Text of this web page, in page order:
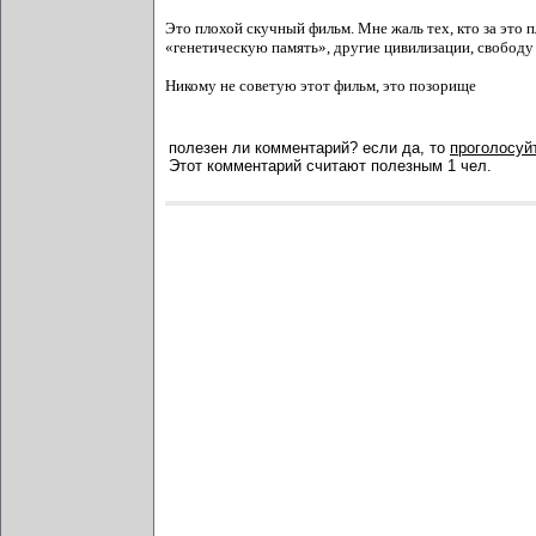
Это плохой скучный фильм. Мне жаль тех, кто за это
«генетическую память», другие цивилизации,
Никому не советую этот фильм, это позорище
полезен ли комментарий? если да, то
Этот комментарий считают полезным 1 чел.